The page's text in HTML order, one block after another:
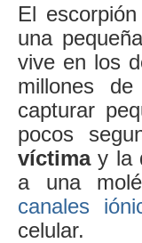
El
una
vive en los
millones
capturar
pocos
víctimay la
a una
canales
celular.